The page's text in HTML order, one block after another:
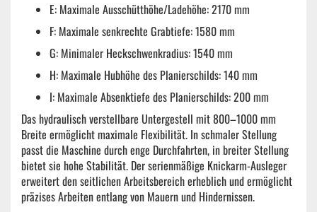
E: Maximale Ausschütthöhe/Ladehöhe: 2170 mm
F: Maximale senkrechte Grabtiefe: 1580 mm
G: Minimaler Heckschwenkradius: 1540 mm
H: Maximale Hubhöhe des Planierschilds: 140 mm
I: Maximale Absenktiefe des Planierschilds: 200 mm
Das hydraulisch verstellbare Untergestell mit800–1000mm
Breite ermöglicht maximale Flexibilität. In schmaler Stellung
passt die Maschine durch enge Durchfahrten, in breiter Stellung
bietet sie hohe Stabilität. Der serienmäßige Knickarm-Ausleger
erweitert den seitlichen Arbeitsbereich erheblich und ermöglicht
präzises Arbeiten entlang von Mauern und Hindernissen.